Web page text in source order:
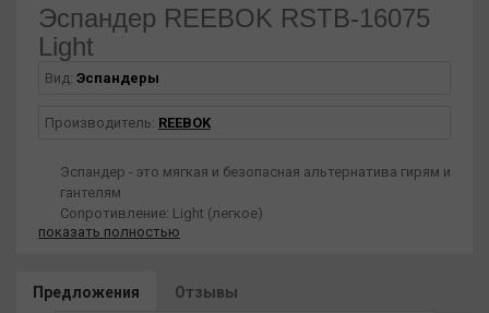
Эспандер REEBOK RSTB-16075
Light
Вид: Эспандеры
Производитель: REEBOK
Эспандер - это мягкая и безопасная альтернатива гирям и
гантелям
Сопротивление: Light (легкое)
показать полностью
Предложения Отзывы